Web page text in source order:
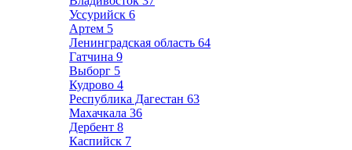
Уссурийск 6
Артем 5
Ленинградская область 64
Гатчина 9
Выборг 5
Кудрово 4
Республика Дагестан 63
Махачкала 36
Дербент 8
Каспийск 7